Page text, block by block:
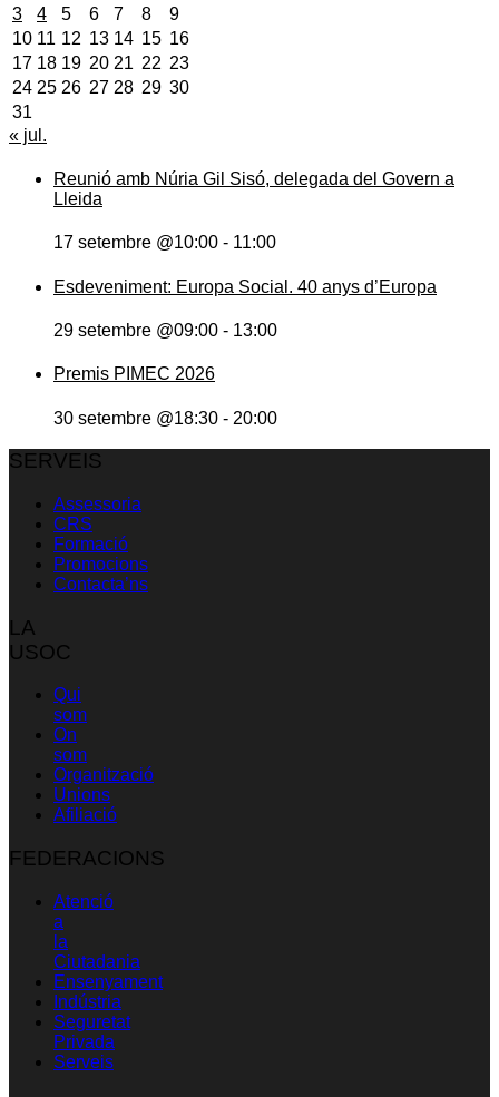
3
4 5 6 7 8
9
10 11 12 13 14 15 16
17 18 19 20 21 22 23
24 25 26 27 28 29 30
31
« jul.
Reunió amb Núria Gil Sisó, delegada del Govern a
Lleida
17 setembre @10:00 - 11:00
Esdeveniment: Europa Social. 40 anys d’Europa
29 setembre @09:00 - 13:00
Premis PIMEC 2026
30 setembre @18:30 - 20:00
SERVEIS
Assessoria
CRS
Formació
Promocions
Contacta’ns
LA
USOC
Qui
som
On
som
Organització
Unions
Afiliació
FEDERACIONS
Atenció
a
la
Ciutadania
Ensenyament
Indústria
Seguretat
Privada
Serveis